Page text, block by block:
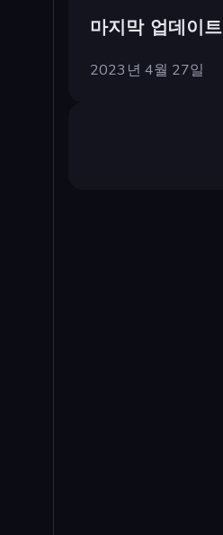
마지막 업데이트
2023년 4월 27일